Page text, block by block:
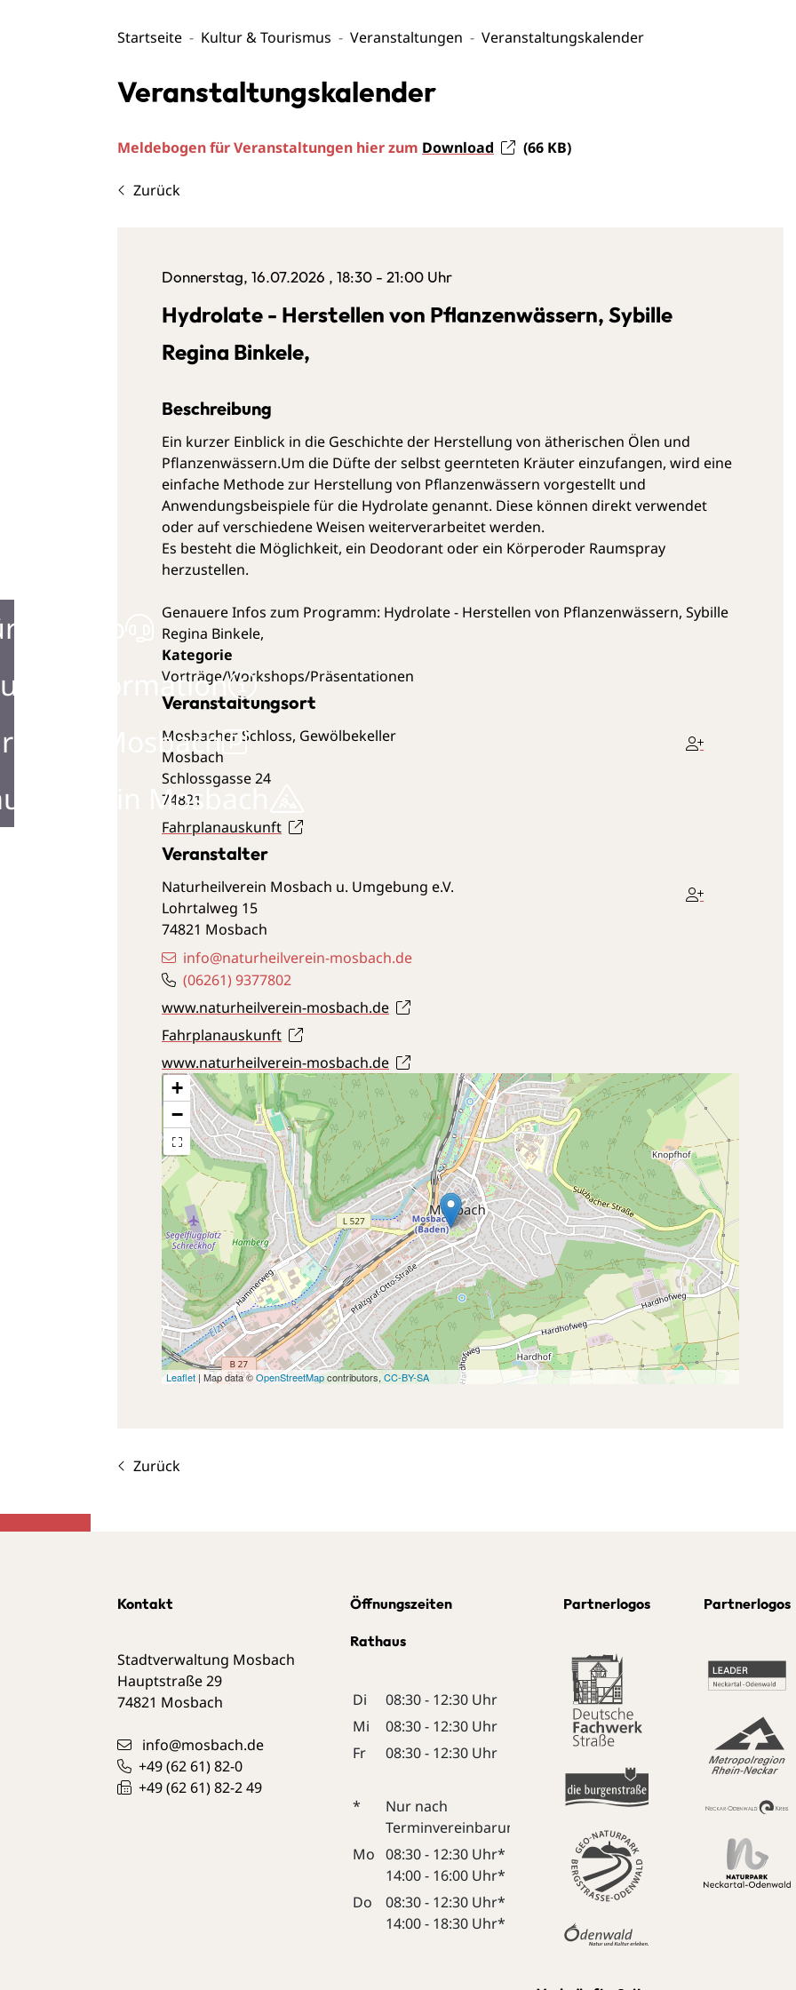
Startseite Kultur & Tourismus Veranstaltungen Veranstaltungskalender
Information
in Mosbach
in Mosbach
Veranstaltungskalender
Meldebogen für Veranstaltungen hier zum Download (66 KB)
Zurück
Donnerstag, 16.07.2026 , 18:30 - 21:00 Uhr
Hydrolate - Herstellen von Pflanzenwässern, Sybille
Regina Binkele,
Beschreibung
Ein kurzer Einblick in die Geschichte der Herstellung von ätherischen Ölen und
Pflanzenwässern.Um die Düfte der selbst geernteten Kräuter einzufangen, wird eine
einfache Methode zur Herstellung von Pflanzenwässern vorgestellt und
Anwendungsbeispiele für die Hydrolate genannt. Diese können direkt verwendet
oder auf verschiedene Weisen weiterverarbeitet werden.
Es besteht die Möglichkeit, ein Deodorant oder ein Körperoder Raumspray
herzustellen.
Genauere Infos zum Programm: Hydrolate - Herstellen von Pflanzenwässern, Sybille
Regina Binkele,
Vorträge/Workshops/Präsentationen
Veranstaltungsort
Mosbacher Schloss, Gewölbekeller
Mosbach
Schlossgasse 24
74821
Fahrplanauskunft
Veranstalter
Naturheilverein Mosbach u. Umgebung e.V.
Lohrtalweg 15
74821 Mosbach
Fahrplanauskunft
www.naturheilverein-mosbach.de
info@naturheilverein-mosbach.de
(06261) 9377802
www.naturheilverein-mosbach.de
+
−
Leaflet | Map data ©OpenStreetMapcontributors, CC-BY-SA
Zurück
Kontakt
Stadtverwaltung Mosbach
Hauptstraße 29
74821 Mosbach
info@mosbach.de
+49 (6261) 82-0
+49 (6261) 82-249
Öffnungszeiten
Rathaus
Di
08:30 - 12:30 Uhr
Mi
08:30 - 12:30 Uhr
Fr
08:30 - 12:30 Uhr
*
Nur nach
Terminvereinbarung:
Mo
08:30 - 12:30 Uhr*
14:00 - 16:00 Uhr*
Do
08:30 - 12:30 Uhr*
14:00 - 18:30 Uhr*
Partnerlogos Partnerlogos